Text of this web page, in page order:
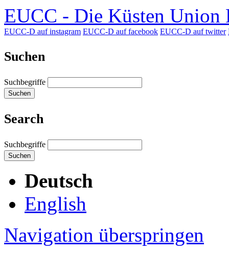
EUCC - Die Küsten Union
EUCC-D auf instagram EUCC-D auf facebook EUCC-D auf twitter
Suchen
Suchbegriffe
Suchen
Search
Suchbegriffe
Suchen
Deutsch
English
Navigation überspringen